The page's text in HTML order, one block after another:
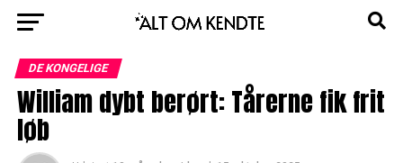
DE KONGELIGE
William dybt berørt: Tårerne fik frit
løb